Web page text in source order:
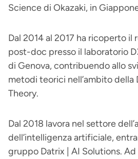
Science di Okazaki, in
Dal 2014 al 2017 ha ricoperto
post-doc presso il laboratorio
di Genova, contribuendo allo
metodi teorici nell’ambito della
Theory.
Dal 2018 lavora nel settore
dell’intelligenza artificiale,
gruppo Datrix | AI Solutions.